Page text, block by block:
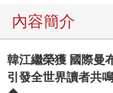
過屍體、從此無
大學生振秀；背負
能即時勸說兒子東
抱愧疚，懷念著
內容簡介
韓江繼榮獲 國際曼
引發全世界讀者共